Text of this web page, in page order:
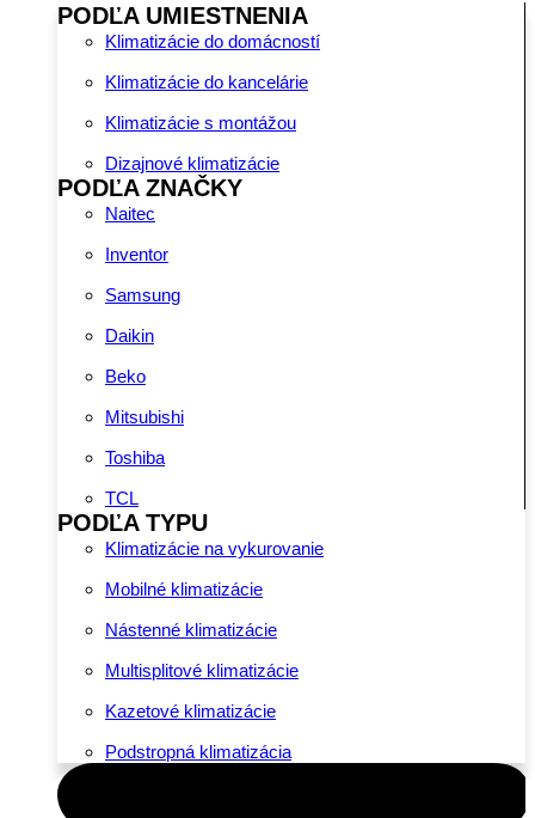
PODĽA UMIESTNENIA
Klimatizácie do domácností
Klimatizácie do kancelárie
Klimatizácie s montážou
Dizajnové klimatizácie
PODĽA ZNAČKY
Naitec
Inventor
Samsung
Daikin
Beko
Mitsubishi
Toshiba
TCL
PODĽA TYPU
Klimatizácie na vykurovanie
Mobilné klimatizácie
Nástenné klimatizácie
Multisplitové klimatizácie
Kazetové klimatizácie
Podstropná klimatizácia